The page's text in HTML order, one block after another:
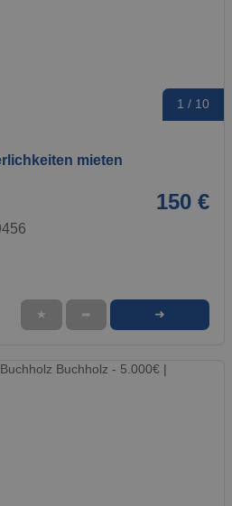
1 / 10
mieten
150 €
★ ➦ ➜